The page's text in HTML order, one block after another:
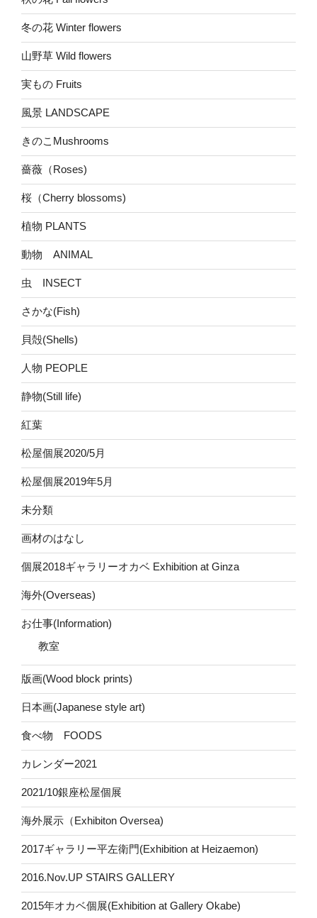
冬の花 Winter flowers
山野草 Wild flowers
実もの Fruits
風景 LANDSCAPE
きのこMushrooms
薔薇（Roses)
桜（Cherry blossoms)
植物 PLANTS
動物 ANIMAL
虫 INSECT
さかな(Fish)
貝殻(Shells)
人物 PEOPLE
静物(Still life)
紅葉
松屋個展2020/5月
松屋個展2019年5月
未分類
画材のはなし
個展2018ギャラリーオカベ Exhibition at Ginza
海外(Overseas)
お仕事(Information)
教室
版画(Wood block prints)
日本画(Japanese style art)
食べ物 FOODS
カレンダー2021
2021/10銀座松屋個展
海外展示（Exhibiton Oversea)
2017ギャラリー平左衛門(Exhibition at Heizaemon)
2016.Nov.UP STAIRS GALLERY
2015年オカベ個展(Exhibition at Gallery Okabe)